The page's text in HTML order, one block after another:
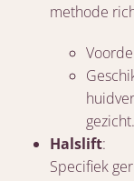
methode
gezicht.
Halslift:
Specifiek